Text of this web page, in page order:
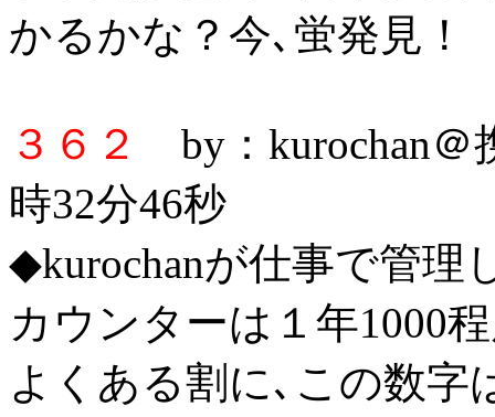
かるかな？今､蛍発見！
３６２
by：kurochan
時32分46秒
◆kurochanが仕事で管理
カウンターは１年1000
よくある割に､この数字